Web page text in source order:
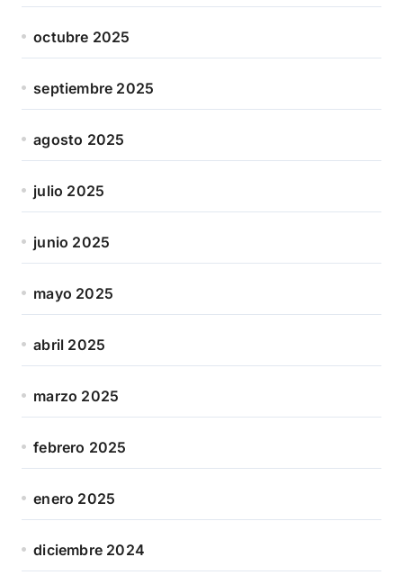
octubre 2025
septiembre 2025
agosto 2025
julio 2025
junio 2025
mayo 2025
abril 2025
marzo 2025
febrero 2025
enero 2025
diciembre 2024